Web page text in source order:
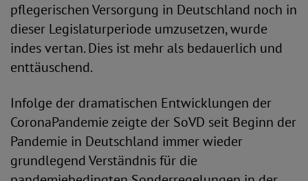
pflegerischen Versorgung in Deutschland noch in
dieser Legislaturperiode umzusetzen, wurde
indes vertan. Dies ist mehr als bedauerlich und
enttäuschend.
Infolge der dramatischen Entwicklungen der
CoronaPandemie zeigte der SoVD seit Beginn der
Pandemie in Deutschland immer wieder
grundlegend Verständnis für die